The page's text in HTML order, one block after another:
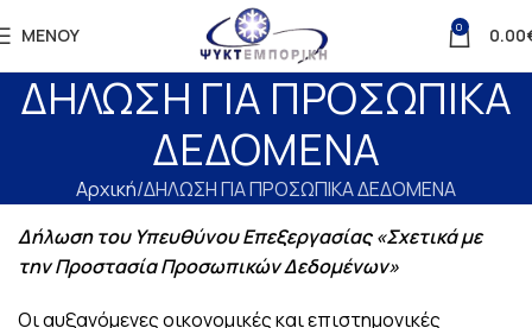
ΜΕΝΟΎ 0 0.00
ΔΗΛΩΣΗ ΓΙΑ ΠΡΟΣΩΠΙΚΑ
ΔΕΔΟΜΕΝΑ
Αρχική ΔΗΛΩΣΗ ΓΙΑ ΠΡΟΣΩΠΙΚΑ ΔΕΔΟΜΕΝΑ
Δήλωση του Υπευθύνου Επεξεργασίας«Σχετικά με
την Προστασία Προσωπικών Δεδομένων»
Οι αυξανόμενες οικονομικές και επιστημονικές